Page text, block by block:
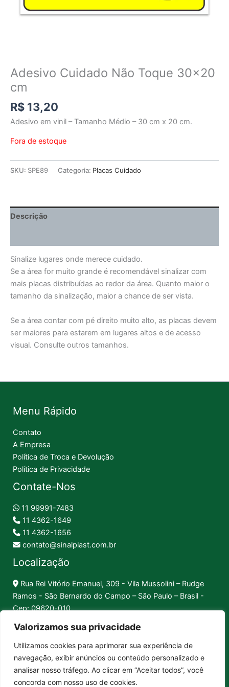
Valorizamos sua privacidade
Utilizamos cookies para aprimorar sua experiência de
navegação, exibir anúncios ou conteúdo personalizado e
analisar nosso tráfego. Ao clicar em “Aceitar todos”, você
concorda com nosso uso de cookies.
Adesivo Cuidado Não Toque 30×20
cm
R$ 13,20
Adesivo em vinil – Tamanho Médio – 30 cm x 20 cm.
Fora de estoque
SKU: SPE89 Categoria: Placas Cuidado
Descrição
Sinalize lugares onde merece cuidado.
Se a área for muito grande é recomendável sinalizar com
mais placas distribuídas ao redor da área. Quanto maior o
tamanho da sinalização, maior a chance de ser vista.
Se a área contar com pé direito muito alto, as placas devem
ser maiores para estarem em lugares altos e de acesso
visual. Consulte outros tamanhos.
Menu Rápido
Contato
A Empresa
Política de Troca e Devolução
Política de Privacidade
Contate-Nos
11 99991-7483
11 4362-1649
11 4362-1656
contato@sinalplast.com.br
Localização
Rua Rei Vitório Emanuel, 309 - Vila Mussolini – Rudge
Ramos - São Bernardo do Campo – São Paulo – Brasil -
Cep: 09620-010
Pix │ Boleto │ Cartão